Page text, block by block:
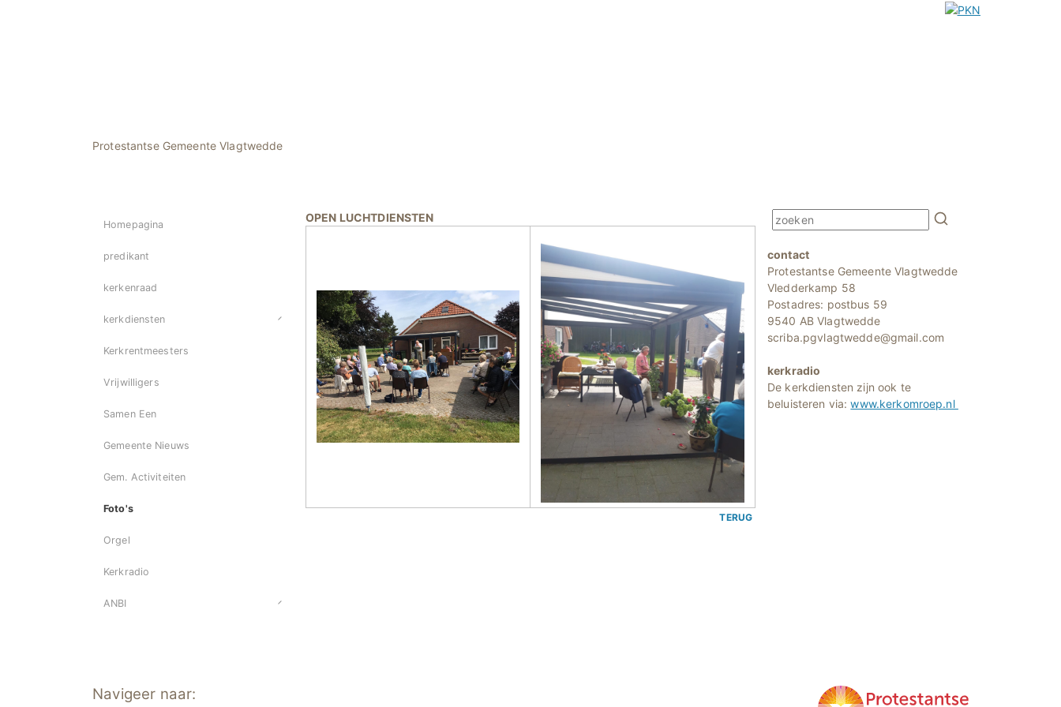
Protestantse Gemeente Vlagtwedde
Homepagina
predikant
kerkenraad
kerkdiensten
Kerkrentmeesters
Vrijwilligers
Samen Een
Gemeente Nieuws
Gem. Activiteiten
Foto's
Orgel
Kerkradio
ANBI
OPEN LUCHTDIENSTEN
TERUG
contact
Protestantse Gemeente Vlagtwedde
Vledderkamp 58
Postadres: postbus 59
9540 AB Vlagtwedde
scriba.pgvlagtwedde@gmail.com
kerkradio
De kerkdiensten zijn ook te
beluisteren via:www.kerkomroep.nl
Navigeer naar: